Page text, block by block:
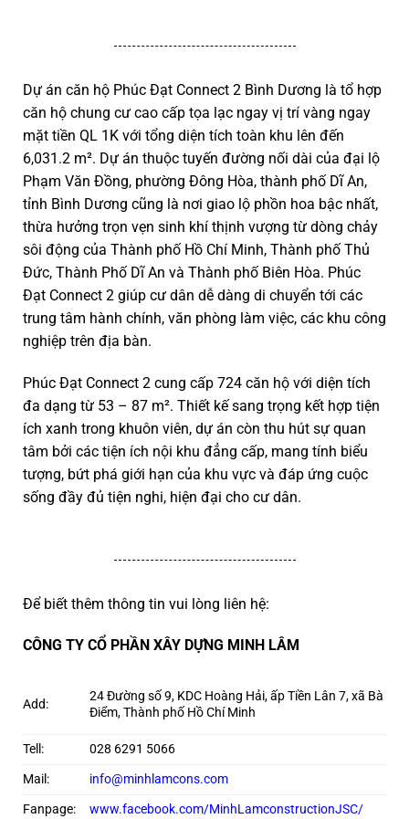
Dự án căn hộ Phúc Đạt Connect 2 Bình Dương là tổ hợp
căn hộ chung cư cao cấp tọa lạc ngay vị trí vàng ngay
mặt tiền QL 1K với tổng diện tích toàn khu lên đến
6,031.2 m². Dự án thuộc tuyến đường nối dài của đại lộ
Phạm Văn Đồng, phường Đông Hòa, thành phố Dĩ An,
tỉnh Bình Dương cũng là nơi giao lộ phồn hoa bậc nhất,
thừa hưởng trọn vẹn sinh khí thịnh vượng từ dòng chảy
sôi động của Thành phố Hồ Chí Minh, Thành phố Thủ
Đức, Thành Phố Dĩ An và Thành phố Biên Hòa. Phúc
Đạt Connect 2 giúp cư dân dễ dàng di chuyển tới các
trung tâm hành chính, văn phòng làm việc, các khu công
nghiệp trên địa bàn.
Phúc Đạt Connect 2 cung cấp 724 căn hộ với diện tích
đa dạng từ 53 – 87 m². Thiết kế sang trọng kết hợp tiện
ích xanh trong khuôn viên, dự án còn thu hút sự quan
tâm bởi các tiện ích nội khu đẳng cấp, mang tính biểu
tượng, bứt phá giới hạn của khu vực và đáp ứng cuộc
sống đầy đủ tiện nghi, hiện đại cho cư dân.
Để biết thêm thông tin vui lòng liên hệ:
CÔNG TY CỔ PHẦN XÂY DỰNG MINH LÂM
Add:
24 Đường số 9, KDC Hoàng Hải, ấp Tiền Lân 7, xã Bà
Điểm, Thành phố Hồ Chí Minh
Tell:
028 6291 5066
Mail:
info@minhlamcons.com
Fanpage:
www.facebook.com/MinhLamconstructionJSC/